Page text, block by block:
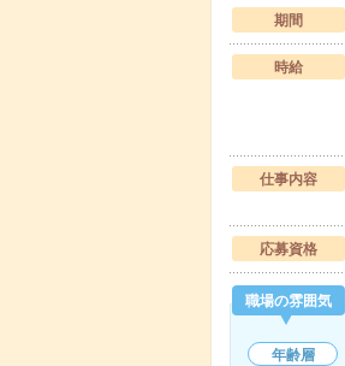
期間
時給
仕事内容
応募資格
職場の雰囲気
年齢層